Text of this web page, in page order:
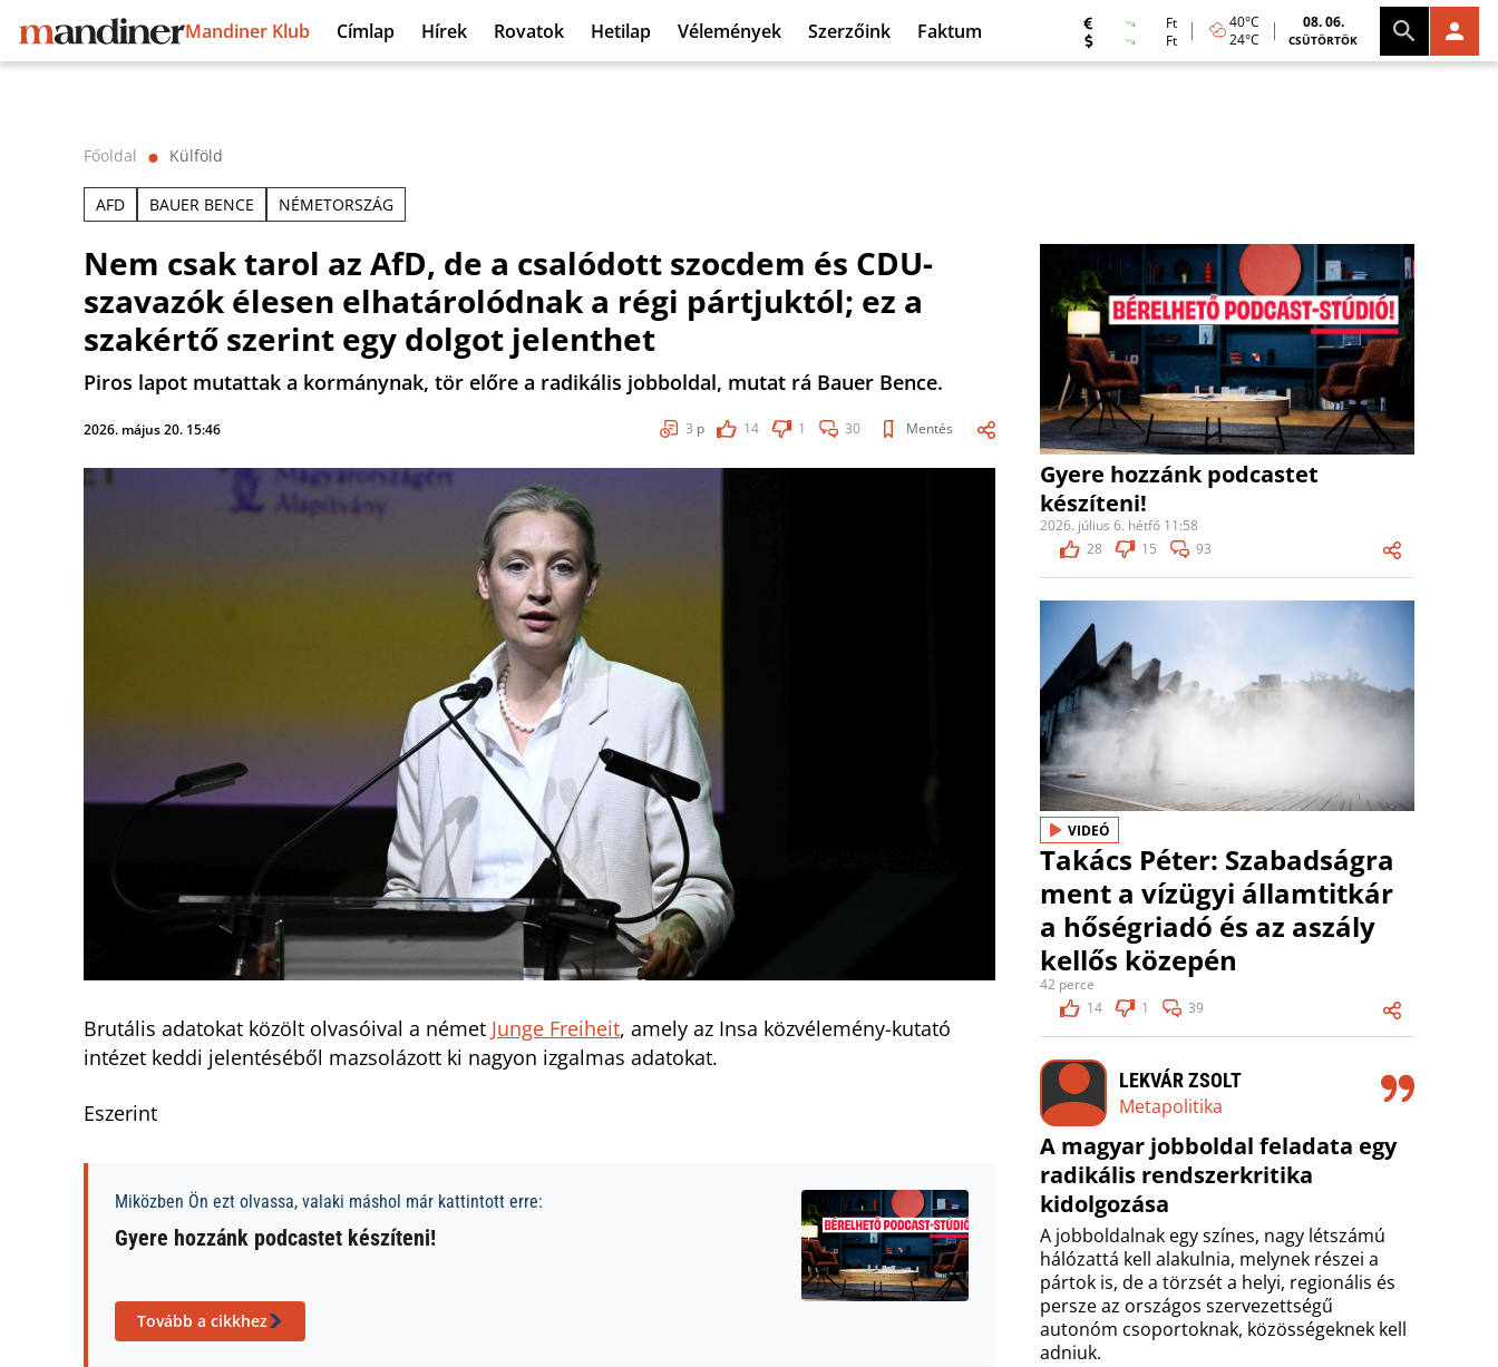
Mandiner Klub Címlap Hírek Rovatok Hetilap Vélemények Szerzőink Faktum
Ft
Ft
40°C
24°C
08. 06.
CSÜTÖRTÖK
Főoldal ⬤ Külföld
AFD BAUER BENCE NÉMETORSZÁG
Nem csak tarol az AfD, de a csalódott szocdem és CDU-
szavazók élesen elhatárolódnak a régi pártjuktól; ez a
szakértő szerint egy dolgot jelenthet
Piros lapot mutattak a kormánynak, tör előre a radikális jobboldal, mutat rá Bauer Bence.
2026. május 20. 15:46 3 p 14 1 30 Mentés
Brutális adatokat közölt olvasóival a német Junge Freiheit, amely az Insa közvélemény-kutató
intézet keddi jelentéséből mazsolázott ki nagyon izgalmas adatokat.
Eszerint
Miközben Ön ezt olvassa, valaki máshol már kattintott erre:
Gyere hozzánk podcastet készíteni!
Tovább a cikkhez
Gyere hozzánk podcastet
készíteni!
2026. július 6. hétfő 11:58
28
15 93
VIDEÓ
Takács Péter: Szabadságra
ment a vízügyi államtitkár
a hőségriadó és az aszály
kellős közepén
42 perce
14
1 39
LEKVÁR ZSOLT
Metapolitika
A magyar jobboldal feladata egy
radikális rendszerkritika
kidolgozása
A jobboldalnak egy színes, nagy létszámú
hálózattá kell alakulnia, melynek részei a
pártok is, de a törzsét a helyi, regionális és
persze az országos szervezettségű
autonóm csoportoknak, közösségeknek kell
adniuk.